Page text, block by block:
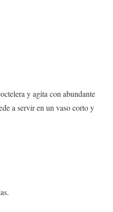
y agita con abundante
a servir en un vaso corto y